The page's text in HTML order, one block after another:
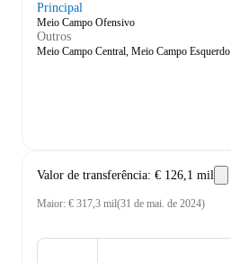
Principal
Meio Campo Ofensivo
Outros
Meio Campo Central, Meio Campo Esquerdo
Valor de transferência: € 126,1 mil
Maior: € 317,3 mil(31 de mai. de 2024)